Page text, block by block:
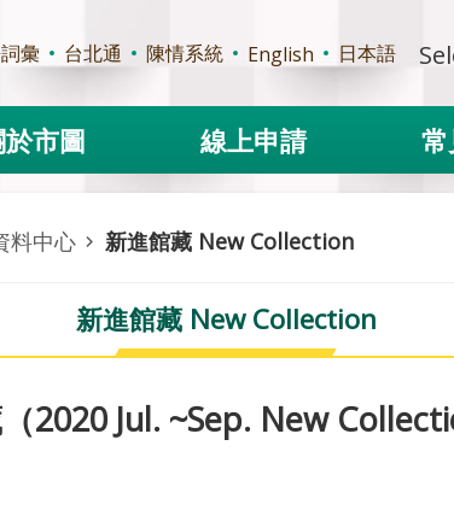
彙 台北通 陳情系統 English 日本語
市圖 線上申請
料中心 新進館藏 New Collection
新進館藏 New Collection
2020 Jul. ~Sep. New